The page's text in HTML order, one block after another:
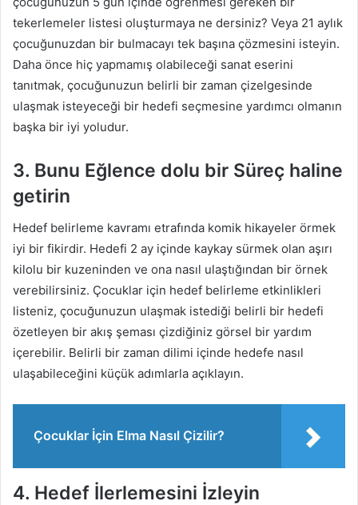
tekerlemeler listesi oluşturmaya ne dersiniz? Veya 21 aylık
çocuğunuzdan bir bulmacayı tek başına çözmesini isteyin.
Daha önce hiç yapmamış olabileceği sanat eserini
tanıtmak, çocuğunuzun belirli bir zaman çizelgesinde
ulaşmak isteyeceği bir hedefi seçmesine yardımcı olmanın
başka bir iyi yoludur.
3. Bunu Eğlence dolu bir Süreç haline
getirin
Hedef belirleme kavramı etrafında komik hikayeler örmek
iyi bir fikirdir. Hedefi 2 ay içinde kaykay sürmek olan aşırı
kilolu bir kuzeninden ve ona nasıl ulaştığından bir örnek
verebilirsiniz. Çocuklar için hedef belirleme etkinlikleri
listeniz, çocuğunuzun ulaşmak istediği belirli bir hedefi
özetleyen bir akış şeması çizdiğiniz görsel bir yardım
içerebilir. Belirli bir zaman dilimi içinde hedefe nasıl
ulaşabileceğini küçük adımlarla açıklayın.
Çocuklar İçin Elma Nasıl Çizilir?
4. Hedef İlerlemesini İzleyin